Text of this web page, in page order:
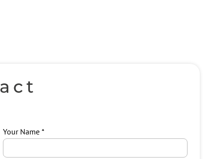
Your Name